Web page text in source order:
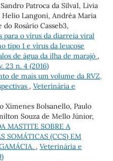
Patroca da Silva1, Livia
Helio Langoni, Andréa Maria
Rosário Casseb3,
para o vírus da diarreia viral
tipo 1 e vírus da leucose
de água da ilha de marajó ,
23 n. 4 (2016)
de mais um volume da RVZ,
, Veterinária e
Ximenes Bolsanello, Paulo
Souza de Mello Júnior,
MASTITE SOBRE A
SOMÁTICAS (CCS) EM
, Veterinária e